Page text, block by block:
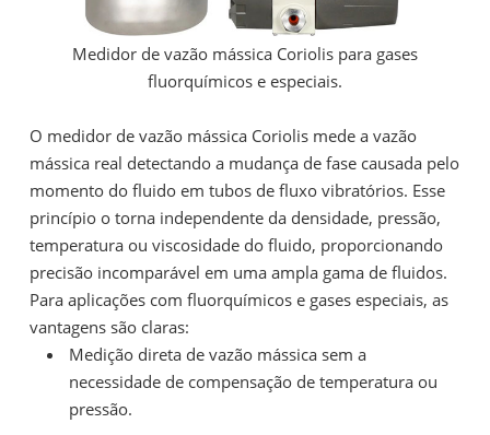
Medidor de vazão mássica Coriolis para gases
fluorquímicos e especiais.
O medidor de vazão mássica Coriolis mede a vazão
mássica real detectando a mudança de fase causada pelo
momento do fluido em tubos de fluxo vibratórios. Esse
princípio o torna independente da densidade, pressão,
temperatura ou viscosidade do fluido, proporcionando
precisão incomparável em uma ampla gama de fluidos.
Para aplicações com fluorquímicos e gases especiais, as
vantagens são claras:
Medição direta de vazão mássica sem a
necessidade de compensação de temperatura ou
pressão.